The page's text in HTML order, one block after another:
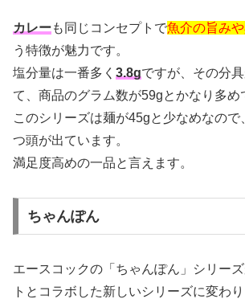
カレーも同じコンセプトで魚介の旨み
う特徴が魅力です。
塩分量は一番多く 3.8gですが、その分
て、商品のグラム数が59gとかなり多め
このシリーズは麺が45gと少なめなので
つ頭が出ています。
満足度高めの一品と言えます。
ちゃんぽん
エースコックの「ちゃんぽん」シリー
トとコラボした新しいシリーズに変わり